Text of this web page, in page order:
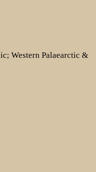
Western Palaearctic &